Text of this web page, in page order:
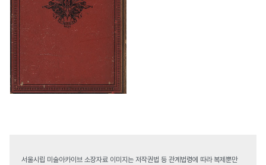
서울시립 미술아카이브 소장자료 이미지는 저작권법 등 관계법령에 따라 복제뿐만